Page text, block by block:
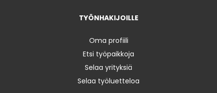
TYÖNHAKIJOILLE
Oma profiili
Etsi työpaikkoja
Selaa yrityksiä
Selaa työluetteloa